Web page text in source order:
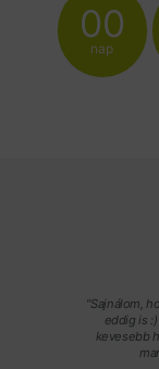
00
nap
"Sajnálom,
eddig is
kevesebb